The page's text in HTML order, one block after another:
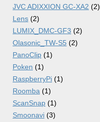
JVC ADIXXION GC-XA2 (2)
Lens (2)
LUMIX_DMC-GF3 (2)
Olasonic_TW-S5 (2)
PanoClip (1)
Poken (1)
RaspberryPi (1)
Roomba (1)
ScanSnap (1)
Smoonavi (3)